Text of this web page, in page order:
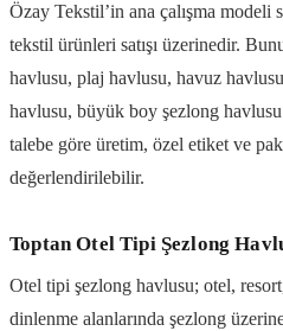
Özay Tekstil’in ana çalışma modeli
tekstil ürünleri satışı üzerinedir.
havlusu, plaj havlusu, havuz
havlusu, büyük boy şezlong
talebe göre üretim, özel etiket ve
değerlendirilebilir.
Toptan Otel Tipi Şezlong
Otel tipi şezlong havlusu; otel,
dinlenme alanlarında şezlong